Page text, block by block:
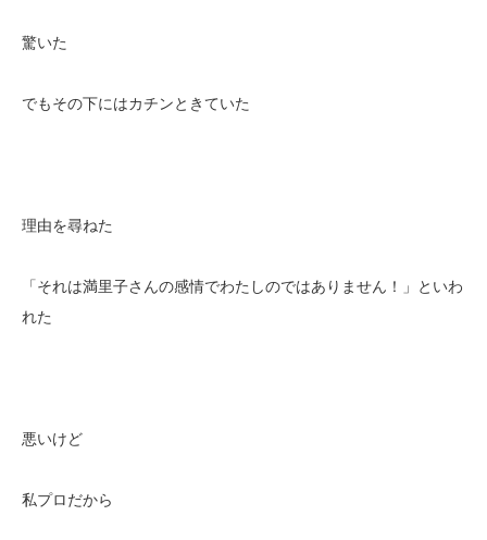
驚いた
でもその下にはカチンときていた
理由を尋ねた
「それは満里子さんの感情でわたしのではありません！」といわ
れた
悪いけど
私プロだから